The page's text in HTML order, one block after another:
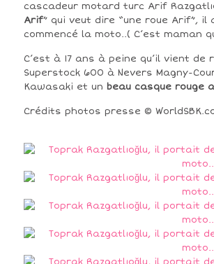
cascadeur motard turc Arif
Arif” qui veut dire “une roue Arif”,
commencé la moto..( C’est maman
C’est à 17 ans à peine qu’il vient
Superstock 600 à Nevers Magny-
Kawasaki et un beau casque rouge
Crédits photos presse ©